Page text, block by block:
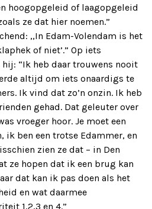
hoogopgeleid of laagopgeleid
ze dat hier noemen.”
,,In Edam-Volendam is het
of niet’.” Op iets
“Ik heb daar trouwens nooit
altijd om iets onaardigs te
Ik vind dat zo’n onzin. Ik heb
gehad. Dat geleuter over
vroeger hoor. Je moet een
ik ben een trotse Edammer, en
zien ze dat – in Den
ze hopen dat ik een brug kan
dat kan ik pas doen als het
en wat daarmee
1,2,3 en 4.”